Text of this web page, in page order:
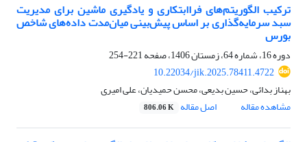
ترکیب الگوریتم‌های فراابتکاری و یادگیری ماشین برای مدیریت
سبد سرمایه‌گذاری بر اساس پیش‌بینی میان‌مدت داده‌های شاخص
بورس
دوره 16، شماره 64، زمستان 1406، صفحه
221-254
10.22034/jik.2025.78411.4722
بهناز بدائی، حسین بدیعی، محسن حمیدیان، علی امیری
مشاهده مقاله
اصل مقاله 806.06 K